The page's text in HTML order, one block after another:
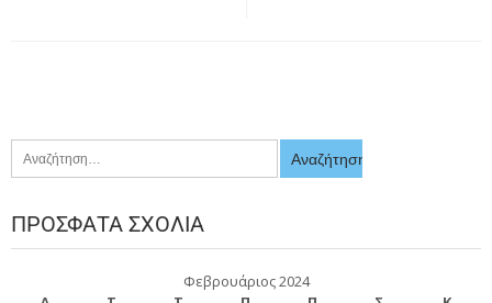
ΠΡΌΣΦΑΤΑ ΣΧΌΛΙΑ
Φεβρουάριος 2024